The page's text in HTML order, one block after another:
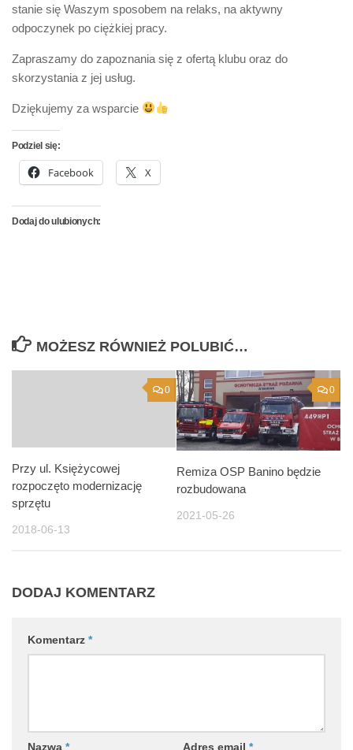
stanie się Waszym sposobem na relaks, na aktywny
odpoczynek po ciężkiej pracy.
Zapraszamy do zapoznania się z ofertą klubu oraz do
skorzystania z jej usług.
Dziękujemy za wsparcie
Podziel się:
Facebook X
Dodaj do ulubionych:
MOŻESZ RÓWNIEŻ POLUBIĆ…
0
Przy ul. Księżycowej
rozpoczęto modernizację
sprzętu
2018-06-13
0
Remiza OSP Banino będzie
rozbudowana
2021-05-26
DODAJ KOMENTARZ
Komentarz *
Nazwa * Adres email *